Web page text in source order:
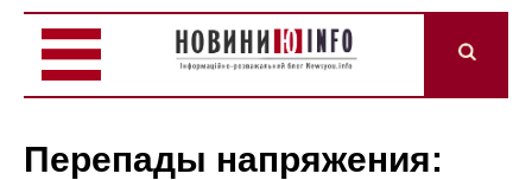
Перепады напряжения: